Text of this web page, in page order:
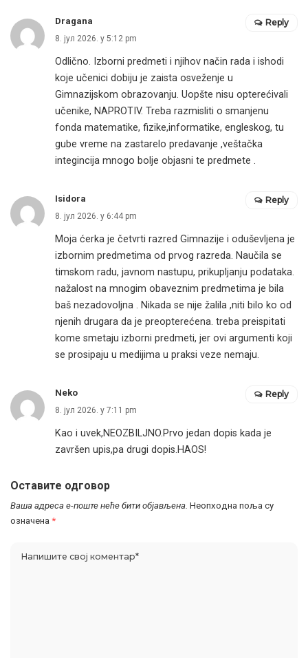
Dragana
8. јул 2026. у 5:12 pm
Odlično. Izborni predmeti i njihov način rada i ishodi
koje učenici dobiju je zaista osveženje u
Gimnazijskom obrazovanju. Uopšte nisu opterećivali
učenike, NAPROTIV. Treba razmisliti o smanjenu
fonda matematike, fizike,informatike, engleskog, tu
gube vreme na zastarelo predavanje ,veštačka
integincija mnogo bolje objasni te predmete .
Reply
Isidora
8. јул 2026. у 6:44 pm
Moja ćerka je četvrti razred Gimnazije i oduševljena je
izbornim predmetima od prvog razreda. Naučila se
timskom radu, javnom nastupu, prikupljanju podataka.
nažalost na mnogim obaveznim predmetima je bila
baš nezadovoljna . Nikada se nije žalila ,niti bilo ko od
njenih drugara da je preopterećena. treba preispitati
kome smetaju izborni predmeti, jer ovi argumenti koji
se prosipaju u medijima u praksi veze nemaju.
Reply
Neko
8. јул 2026. у 7:11 pm
Kao i uvek,NEOZBILJNO.Prvo jedan dopis kada je
završen upis,pa drugi dopis.HAOS!
Reply
Оставите одговор
Ваша адреса е-поште неће бити објављена. Неопходна поља су
означена *